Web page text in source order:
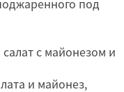
с майонезом и
и майонез,